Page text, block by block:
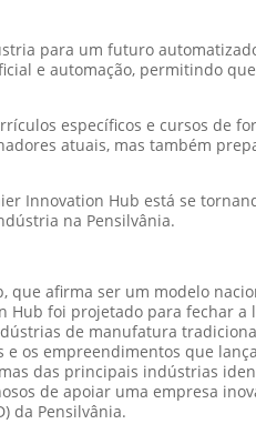
para um futuro
e automação, permitindo
específicos e cursos de
atuais, mas também
Innovation Hub está se
na Pensilvânia.
que afirma ser um modelo
foi projetado para fechar a
de manufatura
os empreendimentos que
das principais indústrias
de apoiar uma empresa
da Pensilvânia.